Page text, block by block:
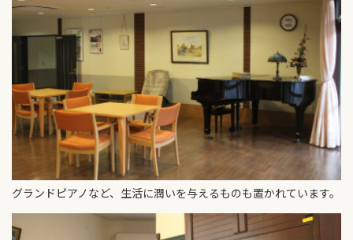
グランドピアノなど、生活に潤いを与えるものも置かれています。